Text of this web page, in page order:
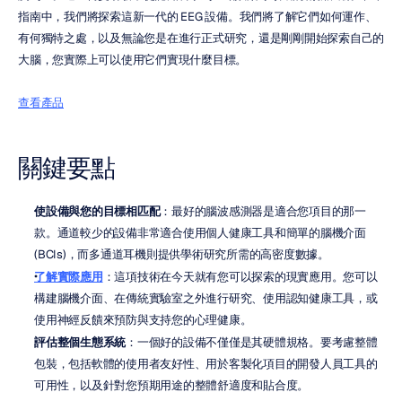
指南中，我們將探索這新一代的 EEG 設備。我們將了解它們如何運作、
有何獨特之處，以及無論您是在進行正式研究，還是剛剛開始探索自己的
大腦，您實際上可以使用它們實現什麼目標。
查看產品
關鍵要點
使設備與您的目標相匹配：最好的腦波感測器是適合您項目的那一
款。通道較少的設備非常適合使用個人健康工具和簡單的腦機介面
(BCIs)，而多通道耳機則提供學術研究所需的高密度數據。
了解實際應用 ：這項技術在今天就有您可以探索的現實應用。您可以
構建腦機介面、在傳統實驗室之外進行研究、使用認知健康工具，或
使用神經反饋來預防與支持您的心理健康。
評估整個生態系統：一個好的設備不僅僅是其硬體規格。要考慮整體
包裝，包括軟體的使用者友好性、用於客製化項目的開發人員工具的
可用性，以及針對您預期用途的整體舒適度和貼合度。